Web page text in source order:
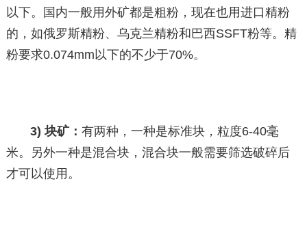
以下。国内一般用外矿都是粗粉，现在也用进口精粉
的，如俄罗斯精粉、乌克兰精粉和巴西SSFT粉等。精
粉要求0.074mm以下的不少于70%。
3) 块矿：有两种，一种是标准块，粒度6-40毫
米。另外一种是混合块，混合块一般需要筛选破碎后
才可以使用。